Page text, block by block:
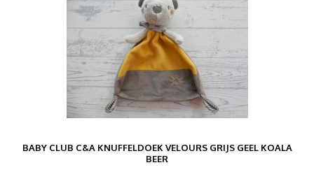
BABY CLUB C&A KNUFFELDOEK VELOURS GRIJS GEEL KOALA
BEER